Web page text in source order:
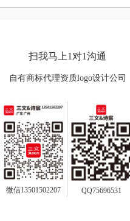
扫我马上1对1沟通
自有商标代理资质logo设计公司
微信13501502207 QQ75696531